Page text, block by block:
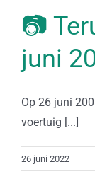
📷
juni
Op 26 juni
voertuig [...]
26 juni 2022